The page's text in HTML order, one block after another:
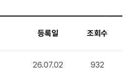
등록일 조회수
26.07.02 932